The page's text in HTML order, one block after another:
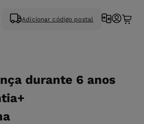
Adicionar código postal
durante 6 anos